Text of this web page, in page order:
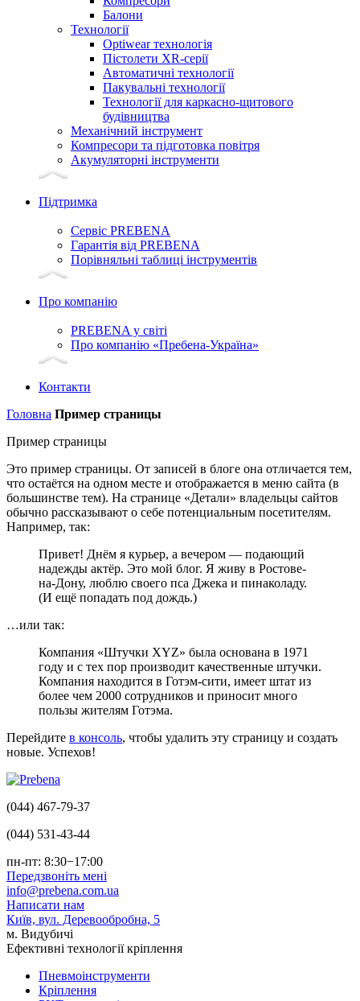
Балони
Технології
Optiwear технологія
Пістолети XR-серії
Автоматичні технології
Пакувальні технології
Технології для каркасно-щитового
будівництва
Механічний інструмент
Компресори та підготовка повітря
Акумуляторні інструменти
Підтримка
Сервіс PREBENA
Гарантія від PREBENA
Порівняльні таблиці інструментів
Про компанію
PREBENA у світі
Про компанію «Пребена-Україна»
Контакти
Головна Пример страницы
Пример страницы
Это пример страницы. От записей в блоге она отличается тем,
что остаётся на одном месте и отображается в меню сайта (в
большинстве тем). На странице «Детали» владельцы сайтов
обычно рассказывают о себе потенциальным посетителям.
Например, так:
Привет! Днём я курьер, а вечером — подающий
надежды актёр. Это мой блог. Я живу в Ростове-
на-Дону, люблю своего пса Джека и пинаколаду.
(И ещё попадать под дождь.)
…или так:
Компания «Штучки XYZ» была основана в 1971
году и с тех пор производит качественные штучки.
Компания находится в Готэм-сити, имеет штат из
более чем 2000 сотрудников и приносит много
пользы жителям Готэма.
Перейдите в консоль, чтобы удалить эту страницу и создать
новые. Успехов!
(044) 467-79-37
(044) 531-43-44
пн-пт: 8:30−17:00
Передзвоніть мені
info@prebena.com.ua
Написати нам
Київ, вул. Деревообробна, 5
м. Видубичі
Ефективні технології кріплення
Пневмоінструменти
Кріплення